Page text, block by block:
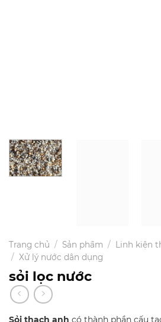
Trang chủ / Sản phẩm /
Linh kiện
/ Xử lý nước dân dụng
sỏi lọc nước
Sỏi thạch anh có thành phần cấu